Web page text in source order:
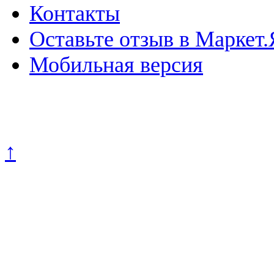
Контакты
Оставьте отзыв в
Мобильная версия
↑